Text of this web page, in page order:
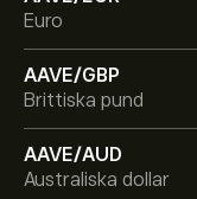
Euro
AAVE/GBP
Brittiska pund
AAVE/AUD
Australiska dollar